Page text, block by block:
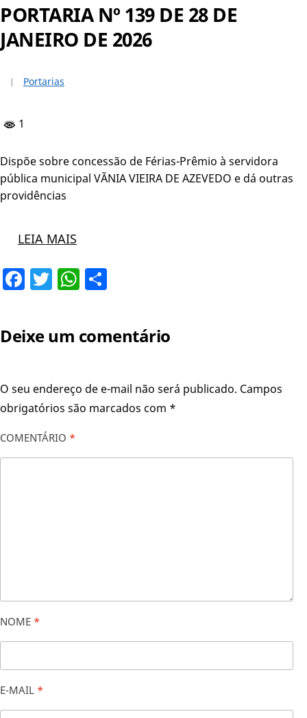
PORTARIA Nº 139 DE 28 DE
JANEIRO DE 2026
Portarias
1
Dispõe sobre concessão de Férias-Prêmio à servidora
pública municipal VÃNIA VIEIRA DE AZEVEDO e dá outras
providências
LEIA MAIS
Facebook
TwitterWhatsApp
Deixe um comentário
O seu endereço de e-mail não será publicado. Campos
obrigatórios são marcados com *
COMENTÁRIO *
NOME *
E-MAIL *